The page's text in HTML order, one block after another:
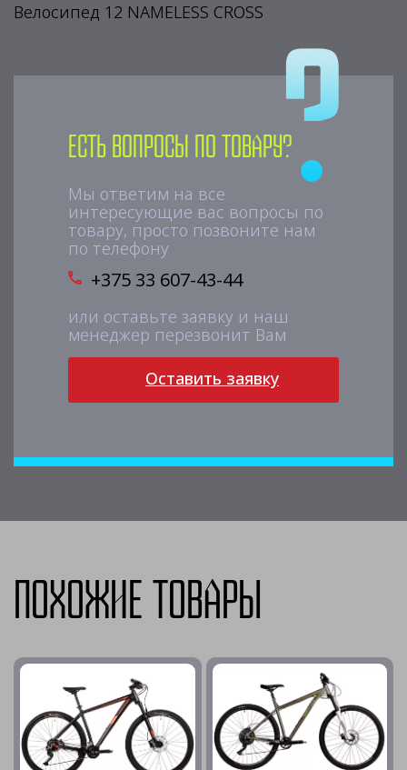
Велосипед 12 NAMELESS CROSS
Есть вопросы по товару?
Мы ответим на все
интересующие вас вопросы по
товару, просто позвоните нам
по телефону
+375 33 607-43-44
или оставьте заявку и наш
менеджер перезвонит Вам
Оставить заявку
Похожие товары